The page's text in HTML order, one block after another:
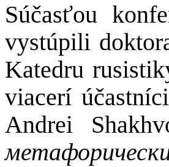
Súčasťou
vystúpili
Katedru
viacerí
Andrei